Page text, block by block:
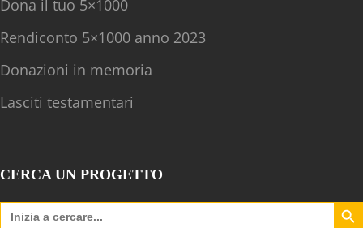
Dona il tuo 5×1000
Rendiconto 5×1000 anno 2023
Donazioni in memoria
Lasciti testamentari
CERCA UN PROGETTO
Search
for:
Search